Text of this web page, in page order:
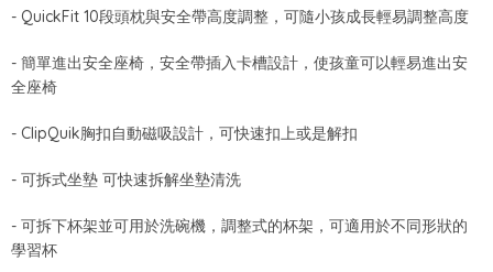
- QuickFit 10段頭枕與安全帶高度調整，可隨小孩成長輕易調整高度
- 簡單進出安全座椅，安全帶插入卡槽設計，使孩童可以輕易進出安
全座椅
- ClipQuik胸扣自動磁吸設計，可快速扣上或是解扣
- 可拆式坐墊 可快速拆解坐墊清洗
- 可拆下杯架並可用於洗碗機，調整式的杯架，可適用於不同形狀的
學習杯